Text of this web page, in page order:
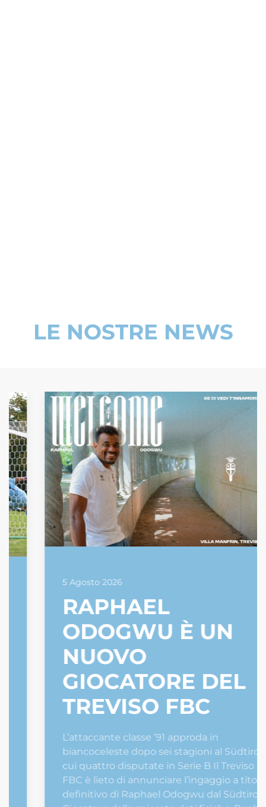
LE NOSTRE NEWS
5 Agosto 2026
RAPHAEL
ODOGWU È UN
NUOVO
GIOCATORE DEL
TREVISO FBC
L’attaccante classe ’91 approda in
biancoceleste dopo sei stagioni al Südtirol, di
cui quattro disputate in Serie B Il Treviso
FBC è lieto di annunciare l’ingaggio a titolo
definitivo di Raphael Odogwu dal Südtirol.